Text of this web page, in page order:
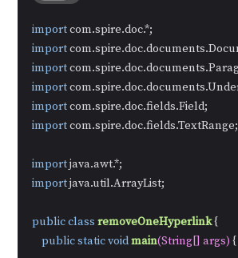
import
import
import
import
import
import com.spire.doc.fields.TextRange;
import
import java.util.ArrayList;
publicclass removeOneHyperlink {
publicstaticvoidmain(String[] args) {